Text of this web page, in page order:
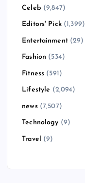
Celeb (9,847)
Editors' Pick(1,399)
Entertainment(29)
Fashion (534)
Fitness (591)
Lifestyle (2,094)
news(7,507)
Technology (9)
Travel (9)